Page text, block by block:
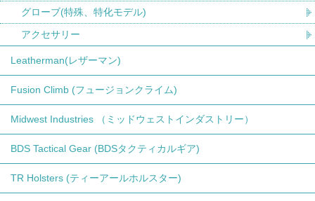
グローブ(特殊、特化モデル)
アクセサリー
Leatherman(レザーマン)
Fusion Climb (フュージョンクライム)
Midwest Industries （ミッドウェストインダストリー）
BDS Tactical Gear (BDSタクティカルギア)
TR Holsters (ティーアールホルスター)